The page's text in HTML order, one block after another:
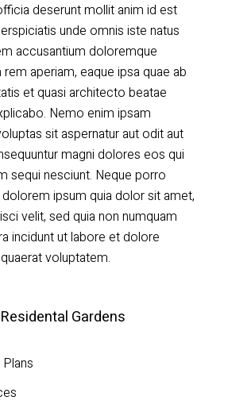
deserunt mollit anim id est
unde omnis iste natus
accusantium doloremque
aperiam, eaque ipsa quae ab
et quasi architecto beatae
Nemo enim ipsam
sit aspernatur aut odit aut
magni dolores eos qui
sequi nesciunt. Neque porro
ipsum quia dolor sit amet,
velit, sed quia non numquam
incidunt ut labore et dolore
voluptatem.
Gardens